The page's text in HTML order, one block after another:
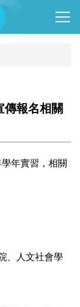
傳報名相關
年實習，相關
、人文社會學